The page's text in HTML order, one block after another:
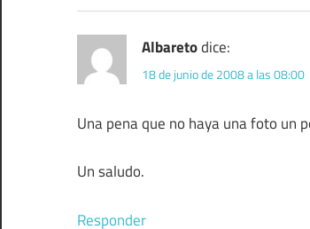
Albaretodice:
18 de junio de 2008 a las 08:00
Una pena que no haya una foto un
Un saludo.
Responder